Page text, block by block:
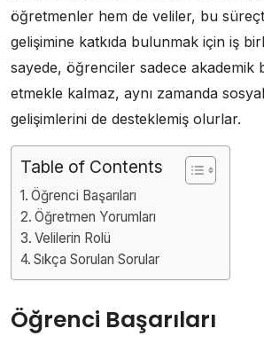
öğretmenler hem de veliler, bu
gelişimine katkıda bulunmak için iş
sayede, öğrenciler sadece akademik
etmekle kalmaz, aynı zamanda
gelişimlerini de desteklemiş olurlar.
Table of Contents
Öğrenci Başarıları
Öğretmen Yorumları
Velilerin Rolü
Sıkça Sorulan Sorular
Öğrenci Başarıları